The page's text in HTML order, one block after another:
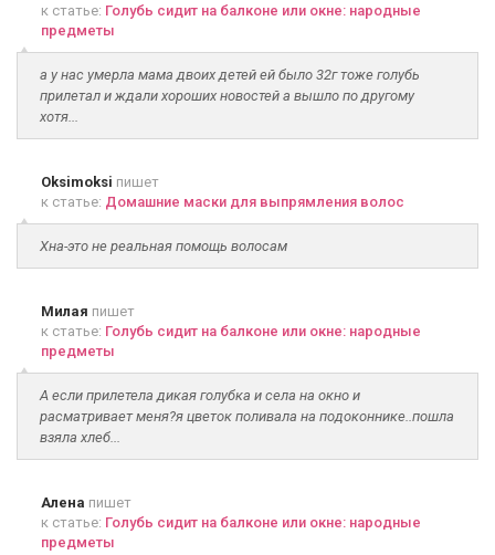
к статье: Голубь сидит на балконе или окне: народные
предметы
а у нас умерла мама двоих детей ей было 32г тоже голубь
прилетал и ждали хороших новостей а вышло по другому
хотя...
Oksimoksi пишет
к статье: Домашние маски для выпрямления волос
Хна-это не реальная помощь волосам
Милая пишет
к статье: Голубь сидит на балконе или окне: народные
предметы
А если прилетела дикая голубка и села на окно и
расматривает меня?я цветок поливала на подоконнике..пошла
взяла хлеб...
Алена пишет
к статье: Голубь сидит на балконе или окне: народные
предметы